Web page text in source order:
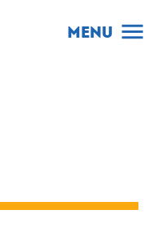
MENU menu